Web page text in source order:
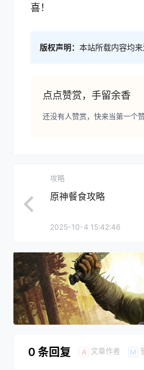
喜！
版权声明： 本站所载内容均
点点赞赏，手留余香
还没有人赞赏，快来当第一个赞
攻略
原神餐食攻略
2025-10-4 15:42:46
0 条回复 A 文章作者 M